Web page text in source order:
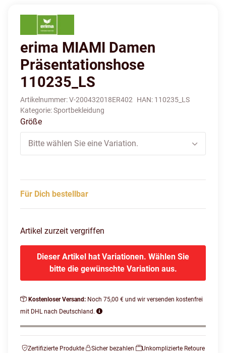
erima MIAMI Damen
Präsentationshose
110235_LS
Artikelnummer:V-200432018ER402 HAN: 110235_LS
Kategorie:Sportbekleidung
Größe
Bitte wählen Sie eine Variation.
Für Dich bestellbar
Artikel zurzeit vergriffen
Dieser Artikel hat Variationen. Wählen Sie
bitte die gewünschte Variation aus.
Kostenloser Versand: Noch 75,00 € und wir versenden kostenfrei
mit DHL nach Deutschland.
Zertifizierte Produkte Sicher bezahlen Unkomplizierte Retoure